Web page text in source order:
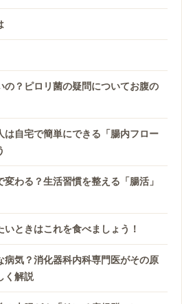
の？ピロリ菌の疑問についてお腹の
は自宅で簡単にできる「腸内フロー
わる？生活習慣を整える「腸活」
ときはこれを食べましょう！
病気？消化器科内科専門医がその原
く解説